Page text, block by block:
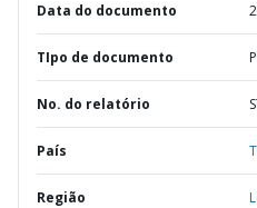
Data do documento
TIpo de documento
No. do relatório
País
Região